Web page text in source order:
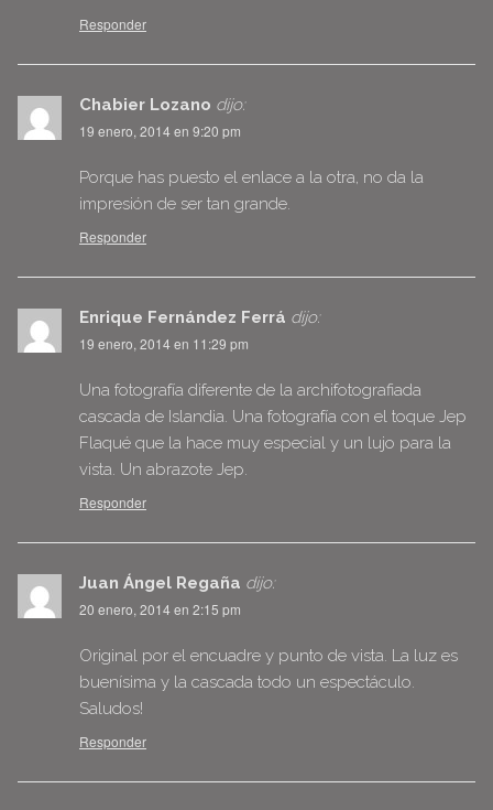
Responder
Chabier Lozano dijo:
19 enero, 2014 en 9:20 pm
Porque has puesto el enlace a la otra, no da la
impresión de ser tan grande.
Responder
Enrique Fernández Ferrá dijo:
19 enero, 2014 en 11:29 pm
Una fotografía diferente de la archifotografiada
cascada de Islandia. Una fotografía con el toque Jep
Flaqué que la hace muy especial y un lujo para la
vista. Un abrazote Jep.
Responder
Juan Ángel Regaña dijo:
20 enero, 2014 en 2:15 pm
Original por el encuadre y punto de vista. La luz es
buenísima y la cascada todo un espectáculo.
Saludos!
Responder